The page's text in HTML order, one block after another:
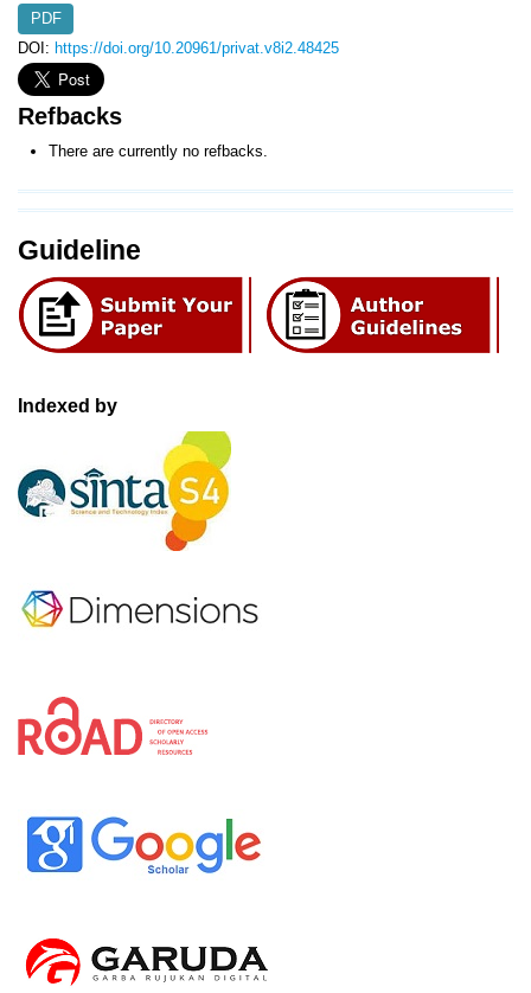
Guideline
Indexed by
PDF
DOI: https://doi.org/10.20961/privat.v8i2.48425
Refbacks
There are currently no refbacks.